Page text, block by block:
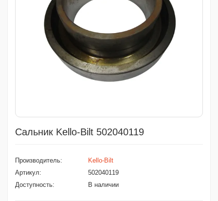
Сальник Kello-Bilt 502040119
Производитель:
Kello-Bilt
Артикул:
502040119
Доступность:
В наличии